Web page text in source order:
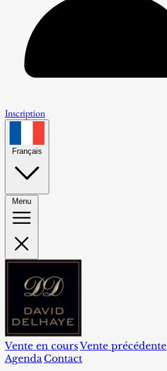
Inscription
Français
Menu
Vente en coursVente précédente
Agenda Contact